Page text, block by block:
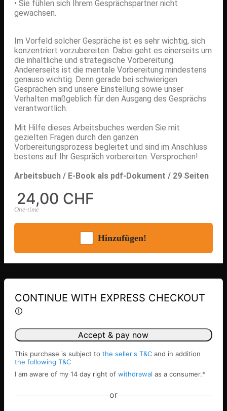
• Sie fühlen sich Ihrem Gesprächspartner nicht
gewachsen.
Im Vorfeld solcher Gespräche ist es sehr wichtig, sich
konzentriert vorzubereiten. Dabei geht es einerseits um
die inhaltliche und strategische Vorbereitung.
Andererseits ist die mentale Vorbereitung mindestens
genauso wichtig. Denn gerade bei schwierigen
Gesprächen sind unsere Einstellung sowie unser
Verhalten maßgeblich für den Ausgang des Gesprächs
verantwortlich.
Mit Hilfe dieses Arbeitsbuches werden Sie mit
gezielten Fragen durch den ganzen
Vorbereitungsprozess begleitet und sind im Anschluss
bestens auf Ihr Gespräch vorbereiten. Versprochen!
Arbeitsbuch / E-Book als pdf-Dokument / 29 Seiten
24,00 CHF
One-time
Hinzufügen!
CONTINUE WITH EXPRESS CHECKOUT
Accept & pay now
This purchase is subject to the seller's T&C and in addition
the following T&C
I am aware of my 14 day right of withdrawal as a consumer.*
or